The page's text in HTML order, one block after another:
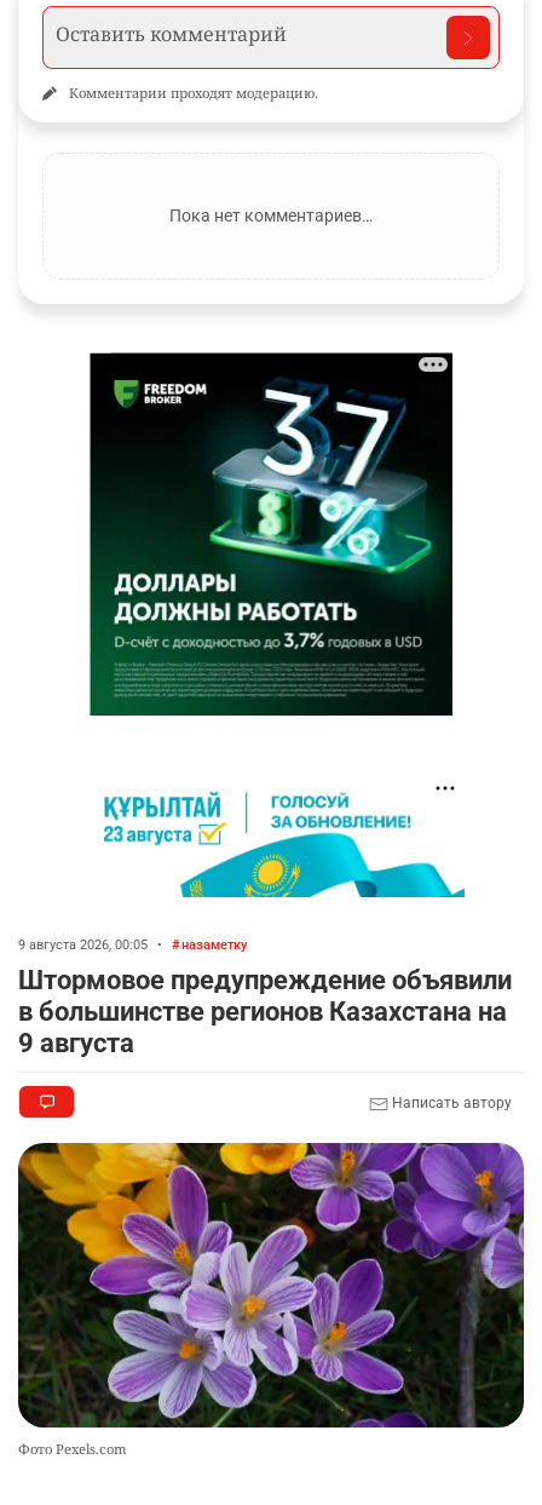
Комментарии проходят модерацию.
Пока нет комментариев…
9 августа 2026, 00:05 • назаметку
Штормовое предупреждение объявили
в большинстве регионов Казахстана на
9 августа
Написать автору
Фото Pexels.com